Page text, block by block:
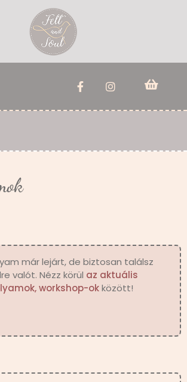
már lejárt, de biztosan találsz
valót. Nézz körül az aktuális
workshop-okközött!